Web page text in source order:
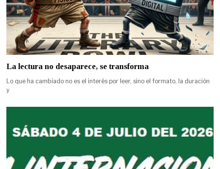
La lectura no desaparece, se transforma
Lo que ha cambiado no es el interés por leer, sino el formato, la duración
y